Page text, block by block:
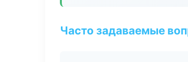
Часто задаваемые